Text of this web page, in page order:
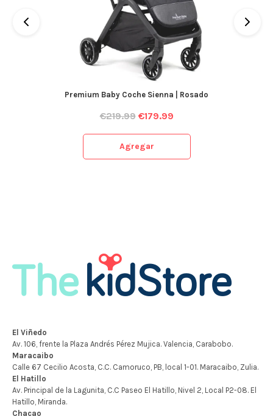
Premium Baby Coche Sienna | Rosado
€219.99 €179.99
Agregar